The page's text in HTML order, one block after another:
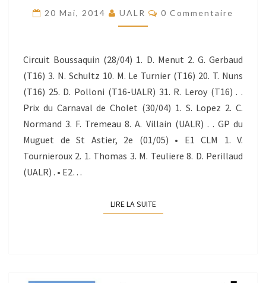
28/04
AU
20 Mai, 2014 UALR Commentaires
0 Commentaire
Circuit Boussaquin (28/04) 1. D. Menut 2. G. Gerbaud
(T16) 3. N. Schultz 10. M. Le Turnier (T16) 20. T. Nuns
(T16) 25. D. Polloni (T16-UALR) 31. R. Leroy (T16) . .
Prix du Carnaval de Cholet (30/04) 1. S. Lopez 2. C.
Normand 3. F. Tremeau 8. A. Villain (UALR) . . GP du
Muguet de St Astier, 2e (01/05) • E1 CLM 1. V.
Tournieroux 2. 1. Thomas 3. M. Teuliere 8. D. Perillaud
(UALR) . • E2…
LIRE LA SUITELIRE LA SUITE